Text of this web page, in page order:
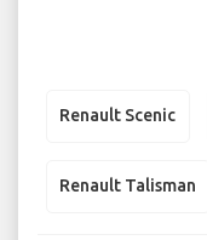
Renault Scenic
Renault Talisman